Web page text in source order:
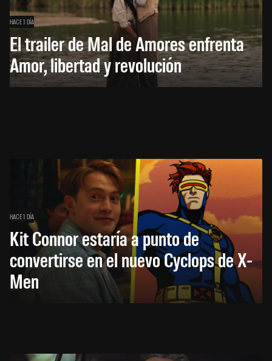
HACE 1 DÍA
El trailer de Mal de Amores enfrenta
Amor, libertad y revolución
HACE 1 DÍA
Kit Connor estaría a punto de
convertirse en el nuevo Cyclops de X-
Men